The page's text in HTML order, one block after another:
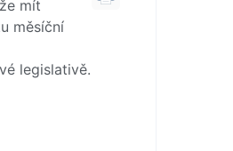
mít
měsíční
legislativě.